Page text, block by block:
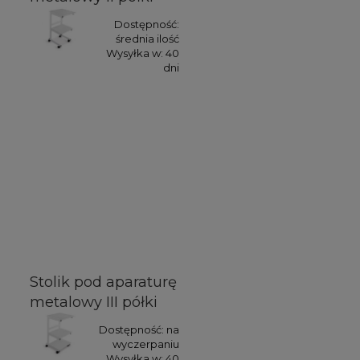
Dostępność:
średnia ilość
Wysyłka w: 40
dni
Stolik pod aparaturę
metalowy III półki
Dostępność: na
wyczerpaniu